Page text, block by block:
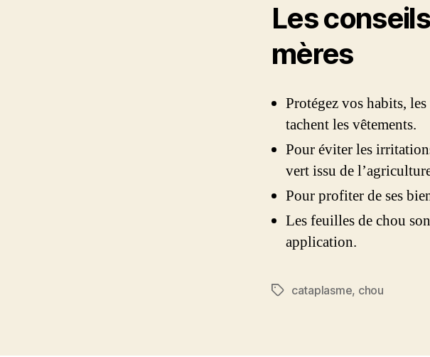
Les
mères
Protégez vos habits,
tachent les vêtements.
Pour éviter les
vert issu de
Pour profiter de ses
Les feuilles de chou
application.
Étiquettes
cataplasme, chou